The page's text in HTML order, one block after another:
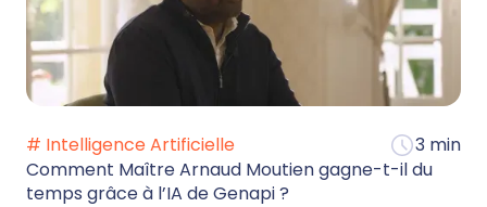
# Intelligence Artificielle
3 min
Comment Maître Arnaud Moutien gagne-t-il du
temps grâce à l’IA de Genapi ?